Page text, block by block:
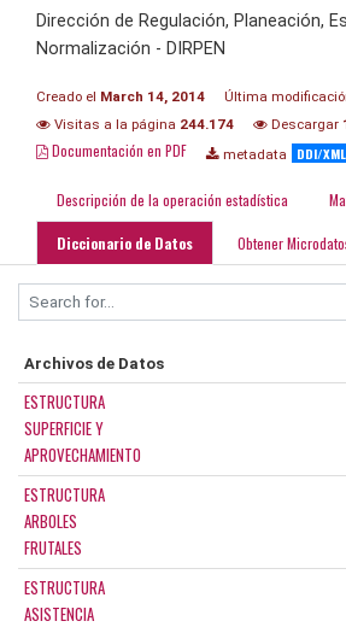
Dirección de Regulación, Planeación,
Normalización - DIRPEN
Creado el March 14, 2014 Última
Visitas a la página 244.174 Descargar
Documentación en PDF metadata DDI/XML
Descripción de la operación estadística
Diccionario de Datos Obtener
Archivos de Datos
ESTRUCTURA
SUPERFICIE Y
APROVECHAMIENTO
ESTRUCTURA
ARBOLES
FRUTALES
ESTRUCTURA
ASISTENCIA